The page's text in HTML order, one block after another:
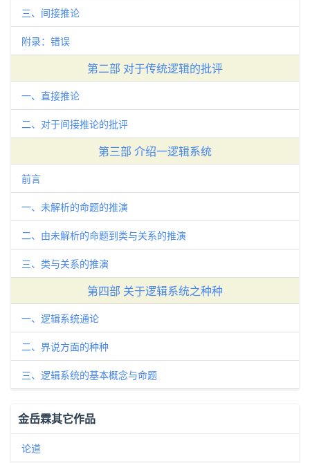
三、间接推论
附录：错误
第二部 对于传统逻辑的批评
一、直接推论
二、对于间接推论的批评
第三部 介绍一逻辑系统
前言
一、未解析的命题的推演
二、由未解析的命题到类与关系的推演
三、类与关系的推演
第四部 关于逻辑系统之种种
一、逻辑系统通论
二、界说方面的种种
三、逻辑系统的基本概念与命题
金岳霖其它作品
论道